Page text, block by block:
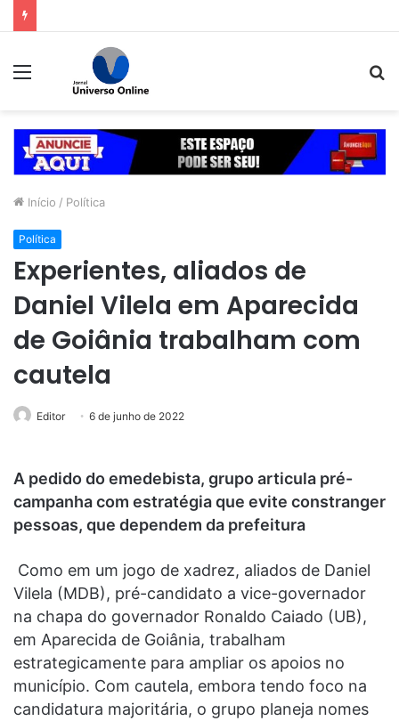
Menu
Início / Política
Política
Experientes, aliados de
Daniel Vilela em Aparecida
de Goiânia trabalham com
cautela
Editor 6 de junho de 2022
A pedido do emedebista, grupo articula pré-
campanha com estratégia que evite constranger
pessoas, que dependem da prefeitura
Como em um jogo de xadrez, aliados de Daniel
Vilela (MDB), pré-candidato a vice-governador
na chapa do governador Ronaldo Caiado (UB),
em Aparecida de Goiânia, trabalham
estrategicamente para ampliar os apoios no
município. Com cautela, embora tendo foco na
candidatura majoritária, o grupo planeja nomes